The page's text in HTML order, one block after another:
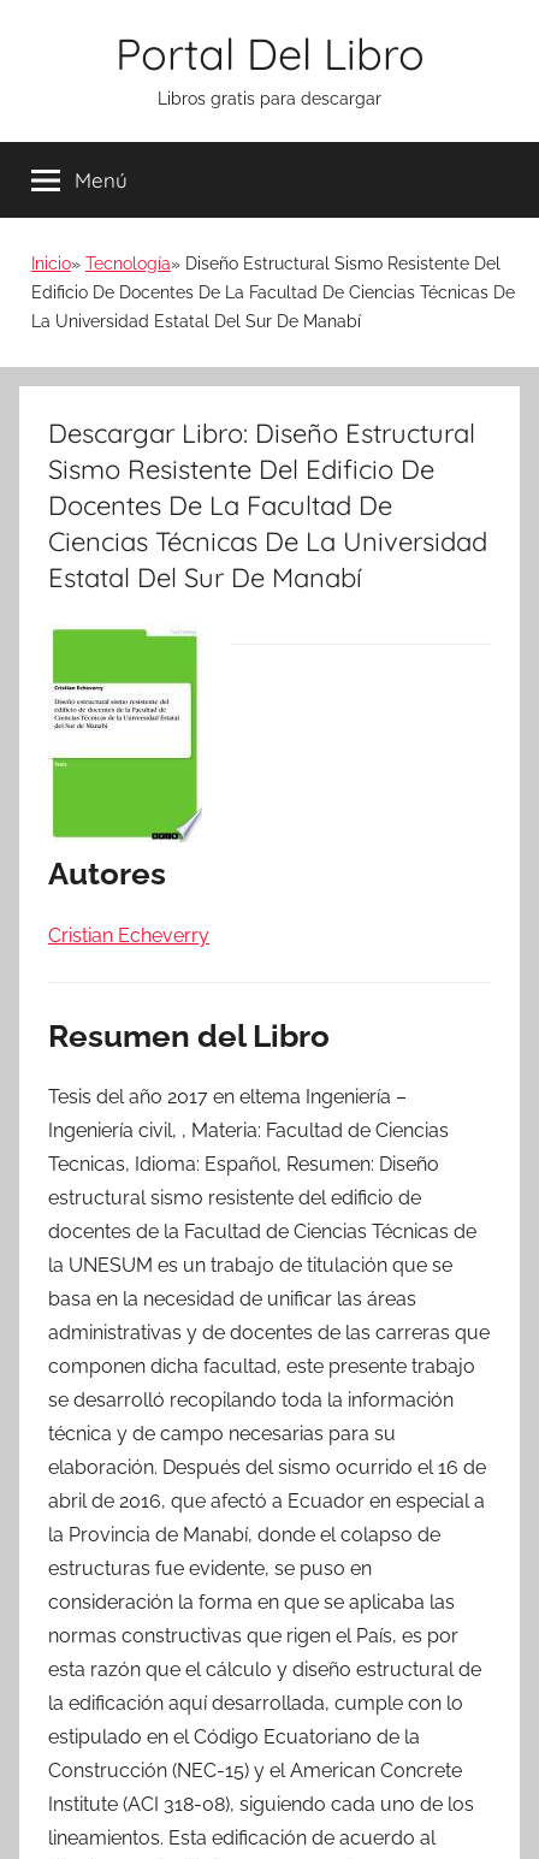
Portal Del Libro
Libros gratis para descargar
Menú
Inicio Tecnología
Diseño Estructural Sismo Resistente Del
Edificio De Docentes De La Facultad De Ciencias Técnicas De
La Universidad Estatal Del Sur De Manabí
Descargar Libro: Diseño Estructural
Sismo Resistente Del Edificio De
Docentes De La Facultad De
Ciencias Técnicas De La Universidad
Estatal Del Sur De Manabí
Autores
Cristian Echeverry
Resumen del Libro
Tesis del año 2017 en eltema Ingeniería –
Ingeniería civil, , Materia: Facultad de Ciencias
Tecnicas, Idioma: Español, Resumen: Diseño
estructural sismo resistente del edificio de
docentes de la Facultad de Ciencias Técnicas de
la UNESUM es un trabajo de titulación que se
basa en la necesidad de unificar las áreas
administrativas y de docentes de las carreras que
componen dicha facultad, este presente trabajo
se desarrolló recopilando toda la información
técnica y de campo necesarias para su
elaboración. Después del sismo ocurrido el 16 de
abril de 2016, que afectó a Ecuador en especial a
la Provincia de Manabí, donde el colapso de
estructuras fue evidente, se puso en
consideración la forma en que se aplicaba las
normas constructivas que rigen el País, es por
esta razón que el cálculo y diseño estructural de
la edificación aquí desarrollada, cumple con lo
estipulado en el Código Ecuatoriano de la
Construcción (NEC-15) y el American Concrete
Institute (ACI 318-08), siguiendo cada uno de los
lineamientos. Esta edificación de acuerdo al